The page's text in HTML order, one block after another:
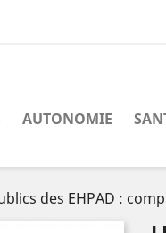
AUTONOMIE
des EHPAD :